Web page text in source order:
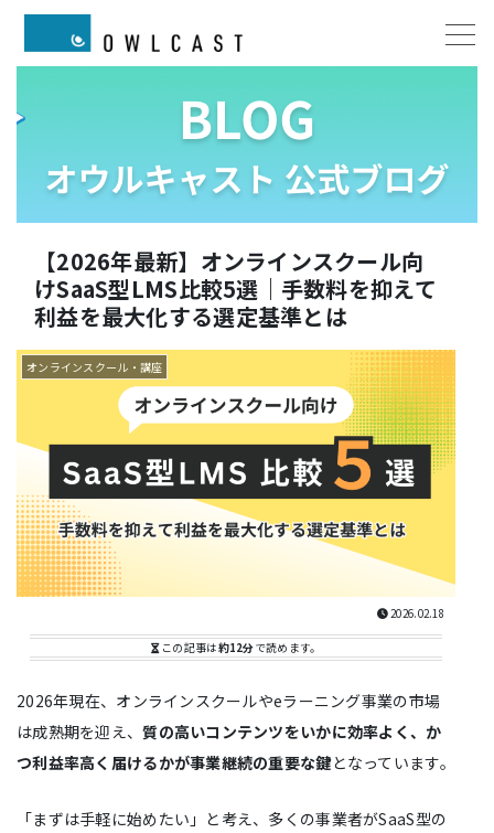
【2026年最新】オンラインスクール向
けSaaS型LMS比較5選｜手数料を抑えて
利益を最大化する選定基準とは
オンラインスクール・講座
2026.02.18
この記事は約12分で読めます。
2026年現在、オンラインスクールやeラーニング事業の市場
は成熟期を迎え、質の高いコンテンツをいかに効率よく、か
つ利益率高く届けるかが事業継続の重要な鍵となっています。
「まずは手軽に始めたい」と考え、多くの事業者がSaaS型の